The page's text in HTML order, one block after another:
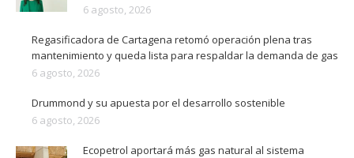
6 agosto, 2026
Regasificadora de Cartagena retomó operación plena tras
mantenimiento y queda lista para respaldar la demanda de gas
6 agosto, 2026
Drummond y su apuesta por el desarrollo sostenible
6 agosto, 2026
Ecopetrol aportará más gas natural al sistema